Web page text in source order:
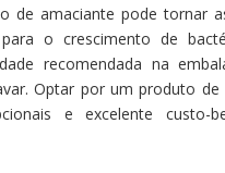
de amaciante pode tornar
o crescimento de
recomendada na
Optar por um produto
e excelente custo-